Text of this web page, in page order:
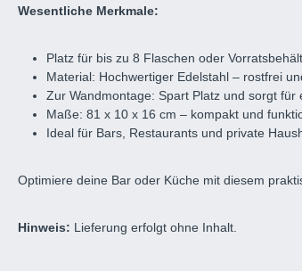
Wesentliche Merkmale:
Platz für bis zu 8 Flaschen oder
Material: Hochwertiger Edelstahl – rostfrei
Zur Wandmontage: Spart Platz und sorgt für
Maße: 81 x 10 x 16 cm – kompakt und
Ideal für Bars, Restaurants und private
Optimiere deine Bar oder Küche mit diesem
Hinweis: Lieferung erfolgt ohne Inhalt.